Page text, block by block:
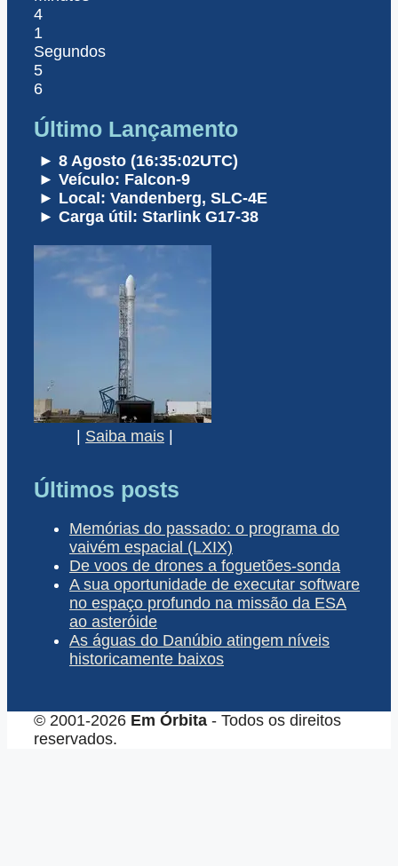
4
1
Segundos
5
6
Último Lançamento
► 8 Agosto (16:35:02UTC)
► Veículo: Falcon-9
► Local: Vandenberg, SLC-4E
► Carga útil: Starlink G17-38
| Saiba mais |
Últimos posts
Memórias do passado: o programa do
vaivém espacial (LXIX)
De voos de drones a foguetões-sonda
A sua oportunidade de executar software
no espaço profundo na missão da ESA
ao asteróide
As águas do Danúbio atingem níveis
historicamente baixos
© 2001-2026 Em Órbita - Todos os direitos
reservados.